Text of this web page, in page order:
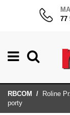
77
RBCOM
Roline
porty